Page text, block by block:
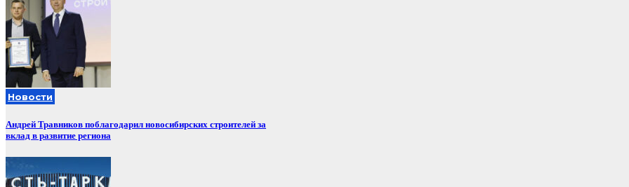
Новости
Андрей Травников поблагодарил новосибирских строителей за
вклад в развитие региона